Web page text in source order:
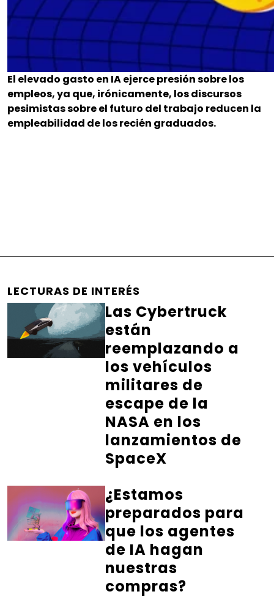
El elevado gasto en IA ejerce presión sobre los
empleos, ya que, irónicamente, los discursos
pesimistas sobre el futuro del trabajo reducen la
empleabilidad de los recién graduados.
LECTURAS DE INTERÉS
Las Cybertruck
están
reemplazando a
los vehículos
militares de
escape de la
NASA en los
lanzamientos de
SpaceX
¿Estamos
preparados para
que los agentes
de IA hagan
nuestras
compras?